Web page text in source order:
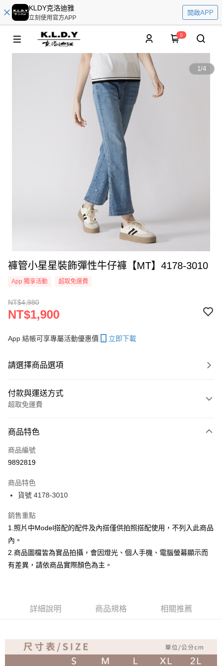
KLDY克洛迪雅
立刻使用官方APP
開啟APP
0
1/4
褲管小星星裝飾彈性牛仔褲【MT】4178-3010
App 獨享活動 超取免運費
NT$4,980
NT$1,900
App 結帳可享專屬活動優惠價 立即下載
請選擇商品選項
付款與運送方式
超取免運費
信用卡一次付款
超商取貨付款
ATM付款
運送方式
全家取貨付款
付款後全家取貨
免運費
商品特色
商品編號
9892819
商品特色
貨號 4178-3010
銷售重點
1.照片中Model搭配的配件及內搭僅供拍照搭配使用，不列入此商品
內。
2.商品圖檔皆為實品拍攝，會因燈光、個人手機、電腦螢幕顯示而
有差異，請依商品實際顏色為主。
詳細說明 商品規格 相關推薦